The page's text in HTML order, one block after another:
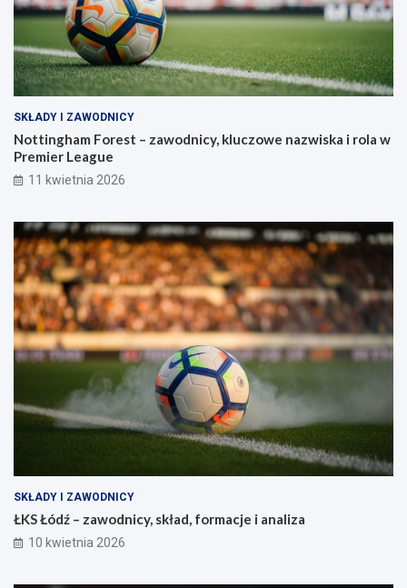
SKŁADY I ZAWODNICY
Nottingham Forest – zawodnicy, kluczowe nazwiska i rola w
Premier League
11 kwietnia 2026
SKŁADY I ZAWODNICY
ŁKS Łódź – zawodnicy, skład, formacje i analiza
10 kwietnia 2026